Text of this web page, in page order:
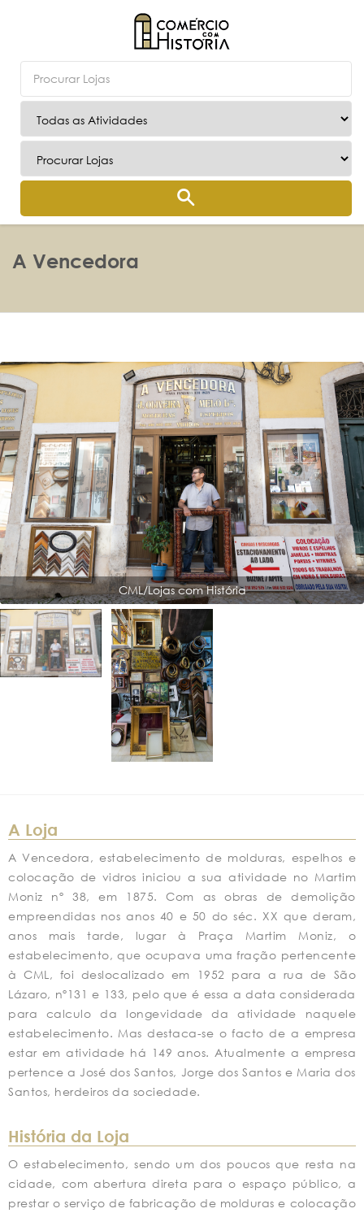
A Vencedora
CML/Lojas com História
A Loja
A Vencedora, estabelecimento de molduras, espelhos e
colocação de vidros iniciou a sua atividade no Martim
Moniz nº 38, em 1875. Com as obras de demolição
empreendidas nos anos 40 e 50 do séc. XX que deram,
anos mais tarde, lugar à Praça Martim Moniz, o
estabelecimento, que ocupava uma fração pertencente
à CML, foi deslocalizado em 1952 para a rua de São
Lázaro, nº131 e 133, pelo que é essa a data considerada
para calculo da longevidade da atividade naquele
estabelecimento. Mas destaca-se o facto de a empresa
estar em atividade há 149 anos. Atualmente a empresa
pertence a José dos Santos, Jorge dos Santos e Maria dos
Santos, herdeiros da sociedade.
História da Loja
O estabelecimento, sendo um dos poucos que resta na
cidade, com abertura direta para o espaço público, a
prestar o serviço de fabricação de molduras e colocação